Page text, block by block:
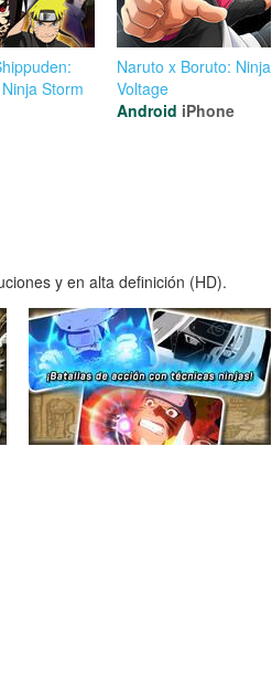
Storm
Naruto x Boruto: Ninja
Voltage
Android iPhone
y en alta definición (HD).